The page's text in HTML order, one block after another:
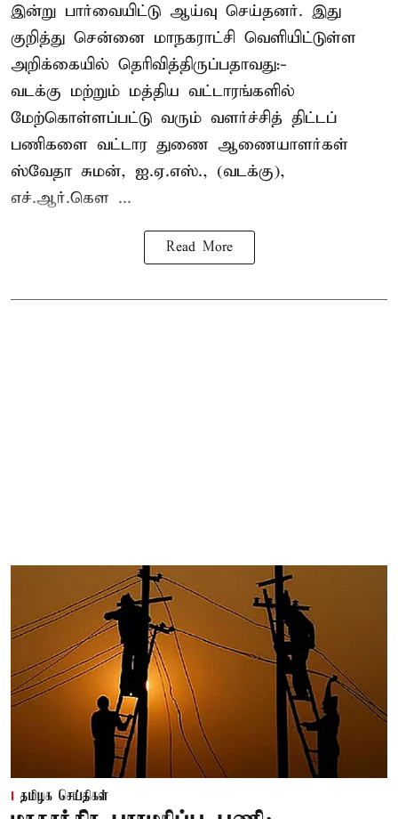
இன்று பார்வையிட்டு ஆய்வு செய்தனர். இது
குறித்து சென்னை மாநகராட்சி வெளியிட்டுள்ள
அறிக்கையில் தெரிவித்திருப்பதாவது:-
வடக்கு மற்றும் மத்திய வட்டாரங்களில்
மேற்கொள்ளப்பட்டு வரும் வளர்ச்சித் திட்டப்
பணிகளை வட்டார துணை ஆணையாளர்கள்
ஸ்வேதா சுமன், ஐ.ஏ.எஸ்., (வடக்கு),
எச்.ஆர்.கௌ ...
Read More
தமிழக செய்திகள்